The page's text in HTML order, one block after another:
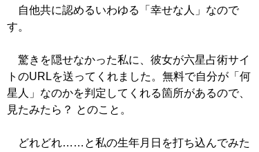
自他共に認めるいわゆる「幸せな人」なので
す。
驚きを隠せなかった私に、彼女が六星占術サイ
トのURLを送ってくれました。無料で自分が「何
星人」なのかを判定してくれる箇所があるので、
見たみたら？ とのこと。
どれどれ……と私の生年月日を打ち込んでみた